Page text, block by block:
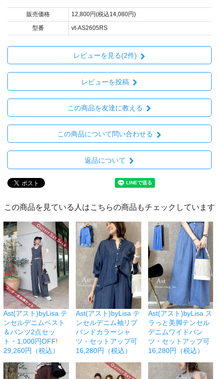
販売価格
12,800円(税込14,080円)
型番
vt-AS2605RS
レビューを見る(2件)
レビューを投稿
この商品を友達に教える
この商品について問い合わせる
返品について
この商品を見ている人はこちらの商品もチェックしています
Ast(アスト)byLisa テ
ンセルデニムベスト
＆パンツ2点セッ
ト・1,000円OFF!
29,260円（税込）
Ast(アスト)byLisa テ
ンセルデニム袖リブ
バンドカラーシャ
ツ・セットアップ可
16,280円（税込）
Ast(アスト)byLisa ス
ラっと美脚テンセル
デニムワイドパン
ツ・セットアップ可
16,280円（税込）